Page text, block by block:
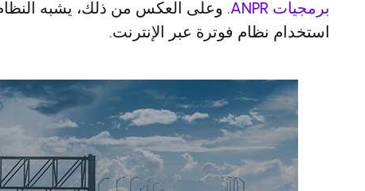
برمجيات ANPR
. وعلى العكس من ذلك، يشبه
استخدام نظام فوترة عبر الإنترنت.